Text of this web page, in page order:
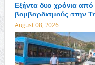
Εξήντα δυο χρόνια από
βομβαρδισμούς στην
August 08, 2026